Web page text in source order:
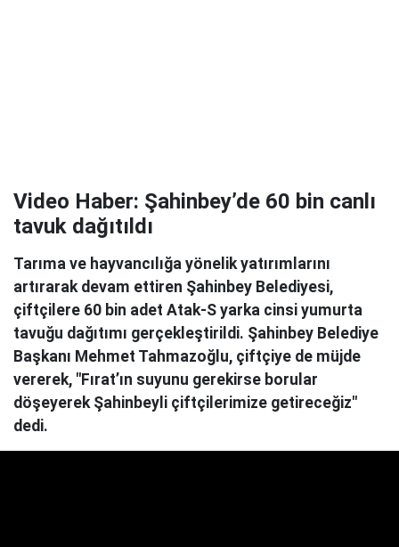
Video Haber: Şahinbey’de 60 bin canlı
tavuk dağıtıldı
Tarıma ve hayvancılığa yönelik yatırımlarını
artırarak devam ettiren Şahinbey Belediyesi,
çiftçilere 60 bin adet Atak-S yarka cinsi yumurta
tavuğu dağıtımı gerçekleştirildi. Şahinbey Belediye
Başkanı Mehmet Tahmazoğlu, çiftçiye de müjde
vererek, "Fırat’ın suyunu gerekirse borular
döşeyerek Şahinbeyli çiftçilerimize getireceğiz"
dedi.